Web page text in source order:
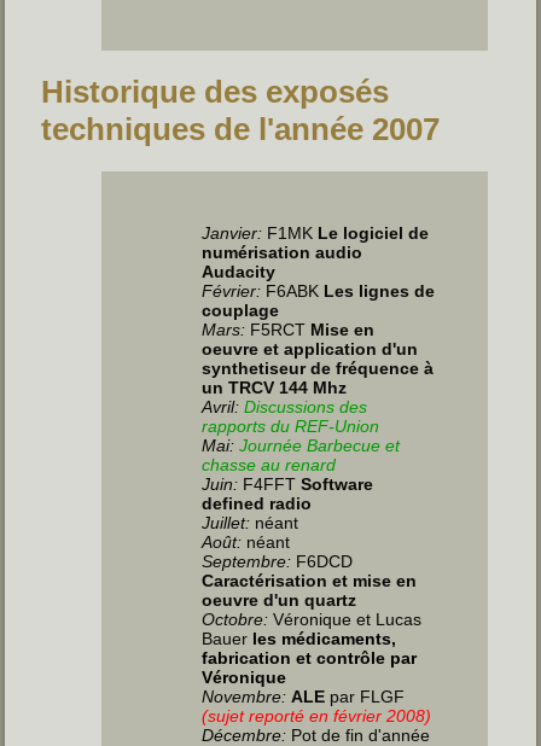
Historique des exposés
techniques de l'année 2007
Janvier: F1MK Le logiciel de
numérisation audio
Audacity
Février: F6ABK Les lignes de
couplage
Mars: F5RCT Mise en
oeuvre et application d'un
synthetiseur de fréquence à
un TRCV 144 Mhz
Avril: Discussions des
rapports du REF-Union
Mai:Journée Barbecue et
chasse au renard
Juin: F4FFT Software
defined radio
Juillet: néant
Août: néant
Septembre: F6DCD
Caractérisation et mise en
oeuvre d'un quartz
Octobre: Véronique et Lucas
Bauer les médicaments,
fabrication et contrôle par
Véronique
Novembre: ALE par FLGF
(sujet reporté en février 2008)
Décembre: Pot de fin d'année